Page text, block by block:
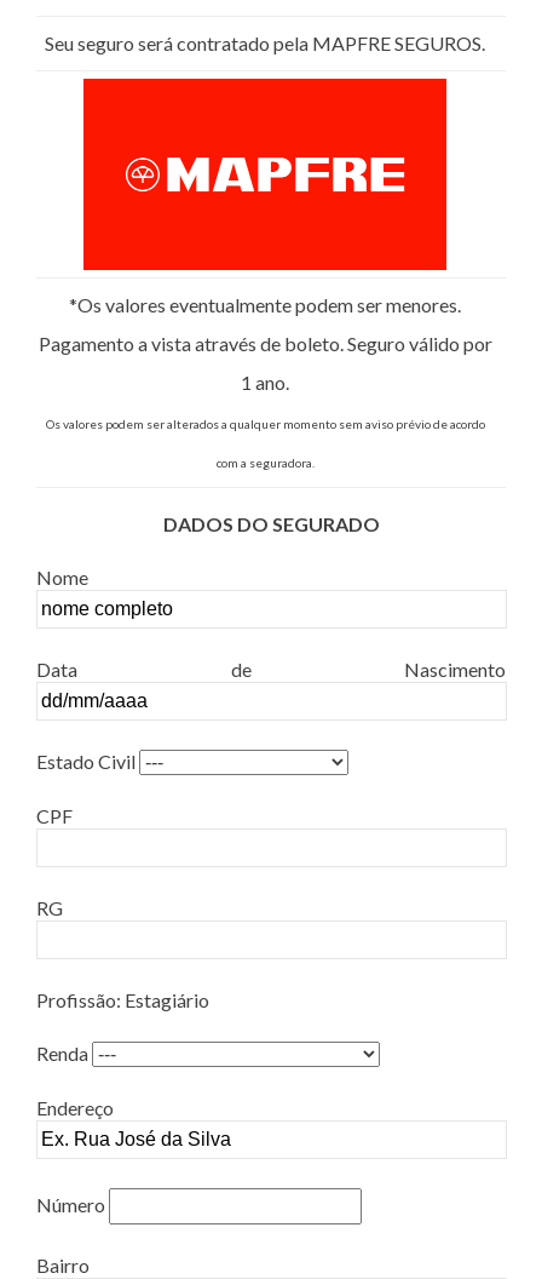
Seu seguro será contratado pela MAPFRE SEGUROS.
*Os valores eventualmente podem ser menores.
Pagamento a vista através de boleto. Seguro válido por
1 ano.
Os valores podem ser alterados a qualquer momento sem aviso prévio de acordo
com a seguradora.
DADOS DO SEGURADO
Nome
Data de Nascimento
Estado Civil
CPF
RG
Profissão: Estagiário
Renda
Endereço
Número
Bairro